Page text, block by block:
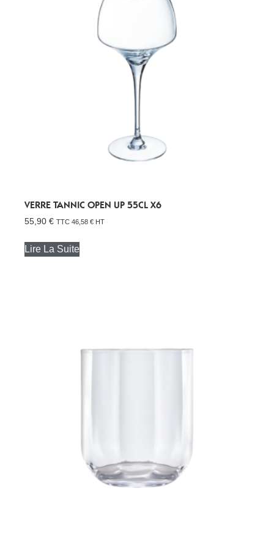
VERRE TANNIC OPEN UP 55CL X6
55,90 € TTC 46,58 € HT
Lire La Suite